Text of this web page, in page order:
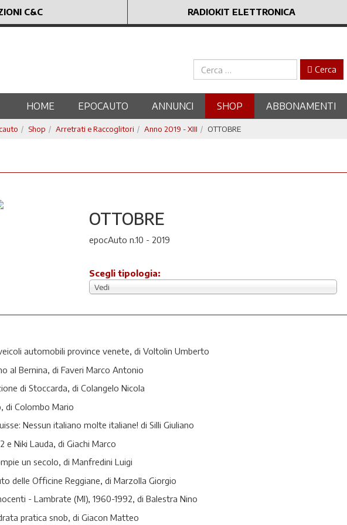
C&C RADIOKIT ELETTRONICA
Cerca Cerca
HOME EPOCAUTO ANNUNCI SHOP ABBONAMENTI
Shop Arretrati e Raccoglitori Anno 2019 - XIII OTTOBRE
OTTOBRE
epocAuto n.10 - 2019
Scegli tipologia:
Vedi
automobili province venete, di Voltolin Umberto
al Bernina, di Faveri Marco Antonio
di Stoccarda, di Colangelo Nicola
di Colombo Mario
Nessun italiano molte italiane! di Silli Giuliano
e Niki Lauda, di Giachi Marco
un secolo, di Manfredini Luigi
delle Officine Reggiane, di Marzolla Giorgio
- Lambrate (MI), 1960-1992, di Balestra Nino
pratica snob, di Giacon Matteo